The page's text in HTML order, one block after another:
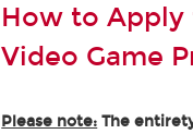
How to Apply
Video Game
Please note: The